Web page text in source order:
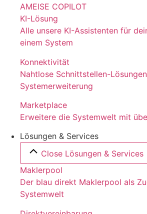
AMEISE COPILOT
KI-Lösung
Alle unsere KI-Assistenten für
einem System
Konnektivität
Nahtlose Schnittstellen-
Systemerweiterung
Marketplace
Erweitere die Systemwelt mit
Lösungen & Services
Close Lösungen & Services
Maklerpool
Der blau direkt Maklerpool als
Systemwelt